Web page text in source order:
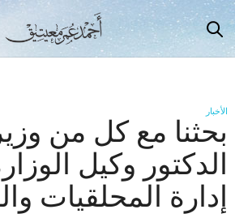
الأخبار
بحثنا مع كل من
الدكتور وكيل
إدارة المحلقيات